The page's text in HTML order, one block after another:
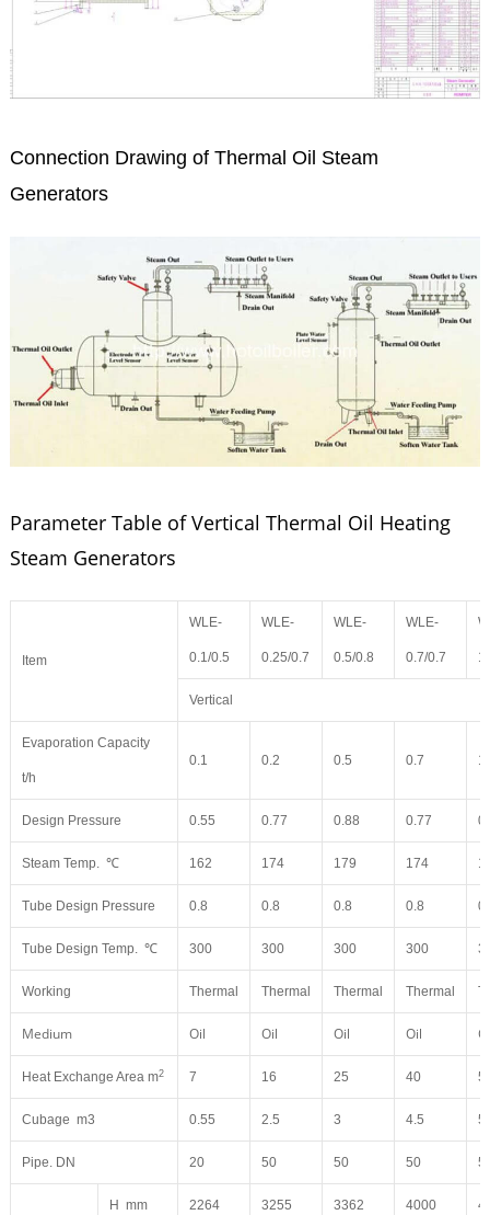
Connection Drawing of Thermal Oil Steam
Generators
Parameter Table of Vertical Thermal Oil Heating
Steam Generators
Item
WLE-
0.1/0.5
WLE-
0.25/0.7
WLE-
0.5/0.8
WLE-
0.7/0.7
Vertical
Evaporation Capacity
t/h
0.1 0.2 0.5 0.7 1
Design Pressure 0.55 0.77 0.88 0.77
Steam Temp. ℃ 162 174 179 174
Tube Design Pressure 0.8 0.8 0.8 0.8
Tube Design Temp. ℃ 300 300 300 300
Working Thermal Thermal Thermal Thermal
Medium Oil Oil Oil Oil
Heat Exchange Area m2 7 16 25 40
Cubage m3 0.55 2.5 3 4.5
Pipe. DN 20 50 50 50
H mm 2264 3255 3362 4000